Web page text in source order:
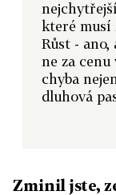
které musí
Růst -
ne za
chyba
dluhová
Zminil jste,